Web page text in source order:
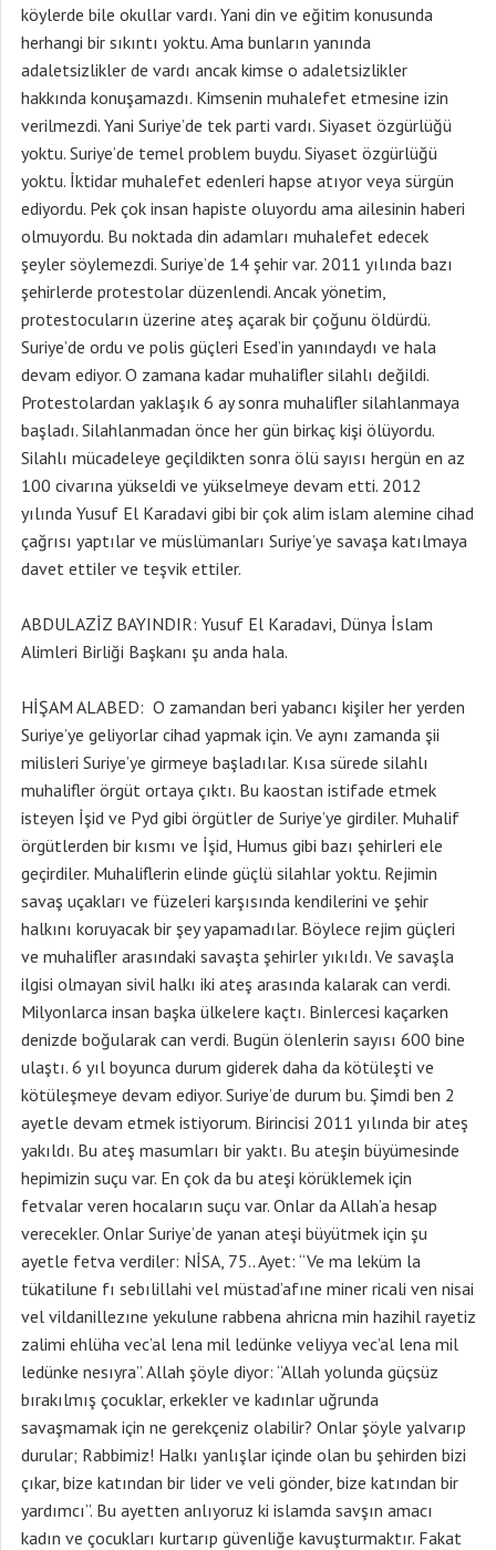
köylerde bile okullar vardı. Yani din ve eğitim konusunda
herhangi bir sıkıntı yoktu. Ama bunların yanında
adaletsizlikler de vardı ancak kimse o adaletsizlikler
hakkında konuşamazdı. Kimsenin muhalefet etmesine izin
verilmezdi. Yani Suriye’de tek parti vardı. Siyaset özgürlüğü
yoktu. Suriye’de temel problem buydu. Siyaset özgürlüğü
yoktu. İktidar muhalefet edenleri hapse atıyor veya sürgün
ediyordu. Pek çok insan hapiste oluyordu ama ailesinin haberi
olmuyordu. Bu noktada din adamları muhalefet edecek
şeyler söylemezdi. Suriye’de 14 şehir var. 2011 yılında bazı
şehirlerde protestolar düzenlendi. Ancak yönetim,
protestocuların üzerine ateş açarak bir çoğunu öldürdü.
Suriye’de ordu ve polis güçleri Esed’in yanındaydı ve hala
devam ediyor. O zamana kadar muhalifler silahlı değildi.
Protestolardan yaklaşık 6 ay sonra muhalifler silahlanmaya
başladı. Silahlanmadan önce her gün birkaç kişi ölüyordu.
Silahlı mücadeleye geçildikten sonra ölü sayısı hergün en az
100 civarına yükseldi ve yükselmeye devam etti. 2012
yılında Yusuf El Karadavi gibi bir çok alim islam alemine cihad
çağrısı yaptılar ve müslümanları Suriye’ye savaşa katılmaya
davet ettiler ve teşvik ettiler.
ABDULAZİZ BAYINDIR: Yusuf El Karadavi, Dünya İslam
Alimleri Birliği Başkanı şu anda hala.
HİŞAM ALABED: O zamandan beri yabancı kişiler her yerden
Suriye’ye geliyorlar cihad yapmak için. Ve aynı zamanda şii
milisleri Suriye’ye girmeye başladılar. Kısa sürede silahlı
muhalifler örgüt ortaya çıktı. Bu kaostan istifade etmek
isteyen İşid ve Pyd gibi örgütler de Suriye’ye girdiler. Muhalif
örgütlerden bir kısmı ve İşid, Humus gibi bazı şehirleri ele
geçirdiler. Muhaliflerin elinde güçlü silahlar yoktu. Rejimin
savaş uçakları ve füzeleri karşısında kendilerini ve şehir
halkını koruyacak bir şey yapamadılar. Böylece rejim güçleri
ve muhalifler arasındaki savaşta şehirler yıkıldı. Ve savaşla
ilgisi olmayan sivil halkı iki ateş arasında kalarak can verdi.
Milyonlarca insan başka ülkelere kaçtı. Binlercesi kaçarken
denizde boğularak can verdi. Bugün ölenlerin sayısı 600 bine
ulaştı. 6 yıl boyunca durum giderek daha da kötüleşti ve
kötüleşmeye devam ediyor. Suriye’de durum bu. Şimdi ben 2
ayetle devam etmek istiyorum. Birincisi 2011 yılında bir ateş
yakıldı. Bu ateş masumları bir yaktı. Bu ateşin büyümesinde
hepimizin suçu var. En çok da bu ateşi körüklemek için
fetvalar veren hocaların suçu var. Onlar da Allah’a hesap
verecekler. Onlar Suriye’de yanan ateşi büyütmek için şu
ayetle fetva verdiler: NİSA, 75.. Ayet: “Ve ma leküm la
tükatilune fı sebılillahi vel müstad’afıne miner ricali ven nisai
vel vildanillezıne yekulune rabbena ahricna min hazihil rayetiz
zalimi ehlüha vec’al lena mil ledünke veliyya vec’al lena mil
ledünke nesıyra”. Allah şöyle diyor: “Allah yolunda güçsüz
bırakılmış çocuklar, erkekler ve kadınlar uğrunda
savaşmamak için ne gerekçeniz olabilir? Onlar şöyle yalvarıp
durular; Rabbimiz! Halkı yanlışlar içinde olan bu şehirden bizi
çıkar, bize katından bir lider ve veli gönder, bize katından bir
yardımcı”. Bu ayetten anlıyoruz ki islamda savşın amacı
kadın ve çocukları kurtarıp güvenliğe kavuşturmaktır. Fakat